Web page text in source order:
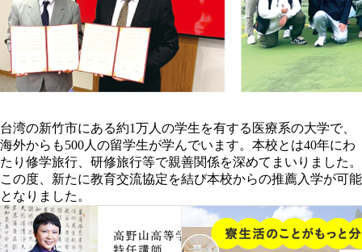
台湾の新竹市にある約1万人の学生を有する医療系の大学で、
海外からも500人の留学生が学んでいます。本校とは40年にわ
たり修学旅行、研修旅行等で親善関係を深めてまいりました。
この度、新たに教育交流協定を結び本校からの推薦入学が可能
となりました。